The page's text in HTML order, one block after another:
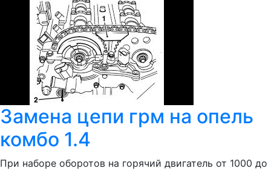
Замена цепи грм на опель
комбо 1.4
При наборе оборотов на горячий двигатель от 1000 до